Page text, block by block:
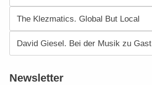
The Klezmatics. Global But Local
David Giesel. Bei der Musik zu Gast
Newsletter